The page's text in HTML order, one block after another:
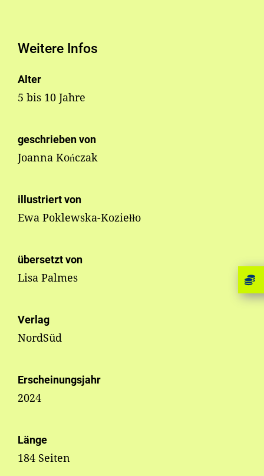
Weitere Infos
Alter
5 bis 10 Jahre
geschrieben von
Joanna Kończak
illustriert von
Ewa Poklewska-Koziełło
übersetzt von
Lisa Palmes
Verlag
NordSüd
Erscheinungsjahr
2024
Länge
184 Seiten